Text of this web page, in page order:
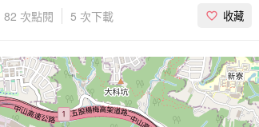
82 次點閱 5 次下載 收藏